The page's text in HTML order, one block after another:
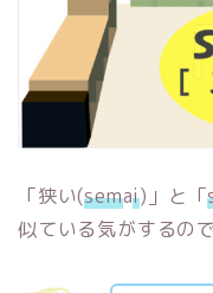
「狭い(semai)」と「
似ている気がするの